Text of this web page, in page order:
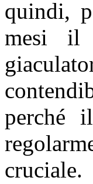
quindi,
mesi il
perché